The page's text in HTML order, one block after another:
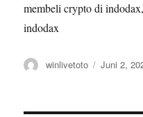
membeli crypto di
indodax
Author
winlivetoto
Posted
Juni 2,